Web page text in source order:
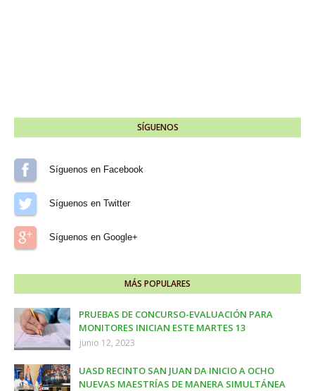
SÍGUENOS
Síguenos en Facebook
Síguenos en Twitter
Síguenos en Google+
MÁS POPULARES
PRUEBAS DE CONCURSO-EVALUACIÓN PARA
MONITORES INICIAN ESTE MARTES 13
junio 12, 2023
UASD RECINTO SAN JUAN DA INICIO A OCHO
NUEVAS MAESTRÍAS DE MANERA SIMULTÁNEA